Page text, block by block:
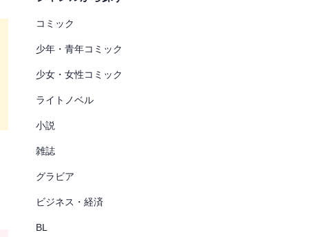
コミック
少年・青年コミック
少女・女性コミック
ライトノベル
小説
雑誌
グラビア
ビジネス・経済
BL